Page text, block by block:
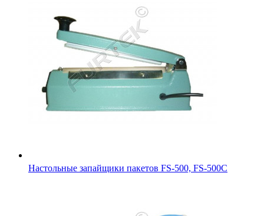
Настольные запайщики пакетов FS-500, FS-500С